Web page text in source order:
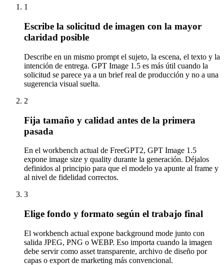
1
Escribe la solicitud de imagen con la mayor
claridad posible
Describe en un mismo prompt el sujeto, la escena, el texto y la
intención de entrega. GPT Image 1.5 es más útil cuando la
solicitud se parece ya a un brief real de producción y no a una
sugerencia visual suelta.
2
Fija tamaño y calidad antes de la primera
pasada
En el workbench actual de FreeGPT2, GPT Image 1.5
expone image size y quality durante la generación. Déjalos
definidos al principio para que el modelo ya apunte al frame y
al nivel de fidelidad correctos.
3
Elige fondo y formato según el trabajo final
El workbench actual expone background mode junto con
salida JPEG, PNG o WEBP. Eso importa cuando la imagen
debe servir como asset transparente, archivo de diseño por
capas o export de marketing más convencional.